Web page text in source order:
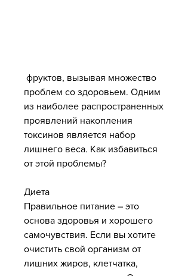
проблем со здоровьем. Одним
из наиболее распространенных
проявлений накопления
токсинов является набор
лишнего веса. Как избавиться
от этой проблемы?
Диета
Правильное питание – это
основа здоровья и хорошего
самочувствия. Если вы хотите
очистить свой организм от
лишних жиров, клетчатка,